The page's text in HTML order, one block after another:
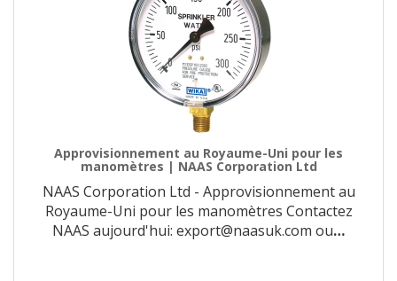
Approvisionnement au Royaume-Uni pour les
manomètres | NAAS Corporation Ltd
NAAS Corporation Ltd - Approvisionnement au
Royaume-Uni pour les manomètres Contactez
NAAS aujourd'hui: export@naasuk.com ou…